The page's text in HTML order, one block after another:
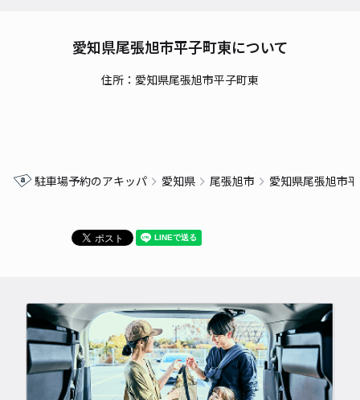
愛知県尾張旭市平子町東について
住所：愛知県尾張旭市平子町東
駐車場予約のアキッパ 愛知県 尾張旭市 愛知県尾張旭市